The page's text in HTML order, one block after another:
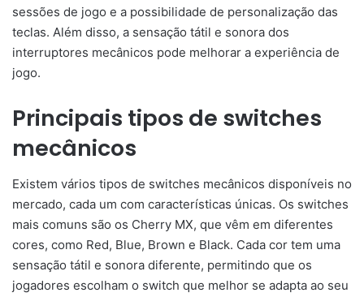
sessões de jogo e a possibilidade de personalização das
teclas. Além disso, a sensação tátil e sonora dos
interruptores mecânicos pode melhorar a experiência de
jogo.
Principais tipos de switches
mecânicos
Existem vários tipos de switches mecânicos disponíveis no
mercado, cada um com características únicas. Os switches
mais comuns são os Cherry MX, que vêm em diferentes
cores, como Red, Blue, Brown e Black. Cada cor tem uma
sensação tátil e sonora diferente, permitindo que os
jogadores escolham o switch que melhor se adapta ao seu